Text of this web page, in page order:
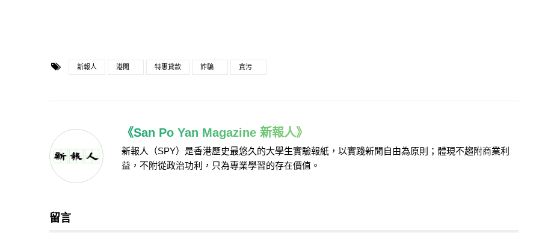
新報人 港聞 特惠貸款 詐騙 貪污
《San Po Yan Magazine 新報人》
新報人（SPY）是香港歷史最悠久的大學生實驗報紙，以實踐新聞自由為原則；體現不趨附商業利
益，不附從政治功利，只為專業學習的存在價值。
留言